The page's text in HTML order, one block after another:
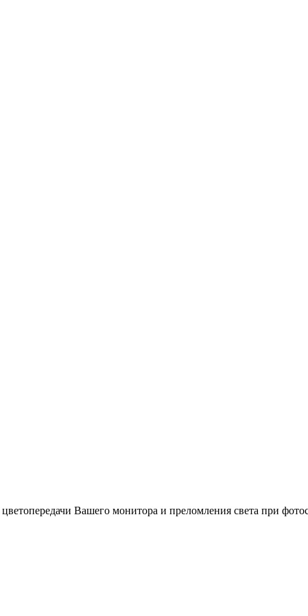
Вашего монитора и преломления света при